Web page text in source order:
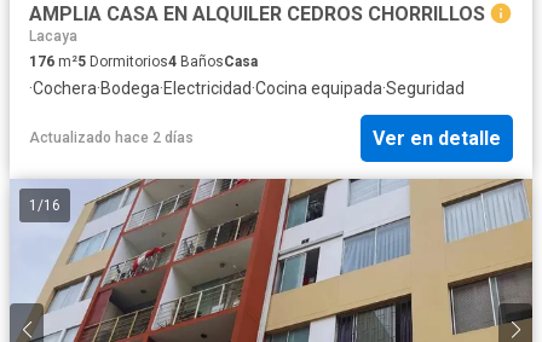
AMPLIA CASA EN ALQUILER CEDROS CHORRILLOS
Lacaya
176 m²5 Dormitorios4 BañosCasa
·Cochera·Bodega·Electricidad·Cocina equipada·Seguridad
Actualizado hace 2 días Ver en detalle
1 /16